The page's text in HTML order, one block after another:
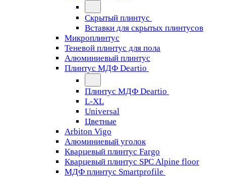
Скрытый плинтус
Вставки для скрытых плинтусов
Микроплинтус
Теневой плинтус для пола
Алюминиевый плинтус
Плинтус МДФ Deartio
Плинтус МДФ Deartio
L-XL
Universal
Цветные
Arbiton Vigo
Алюминиевый уголок
Кварцевый плинтус Fargo
Кварцевый плинтус SPC Alpine floor
МДФ плинтус Smartprofile